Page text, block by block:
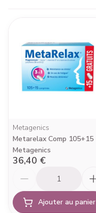
Metagenics
Metarelax Comp 105+15
Metagenics
36,40 €
Ajouter au panier